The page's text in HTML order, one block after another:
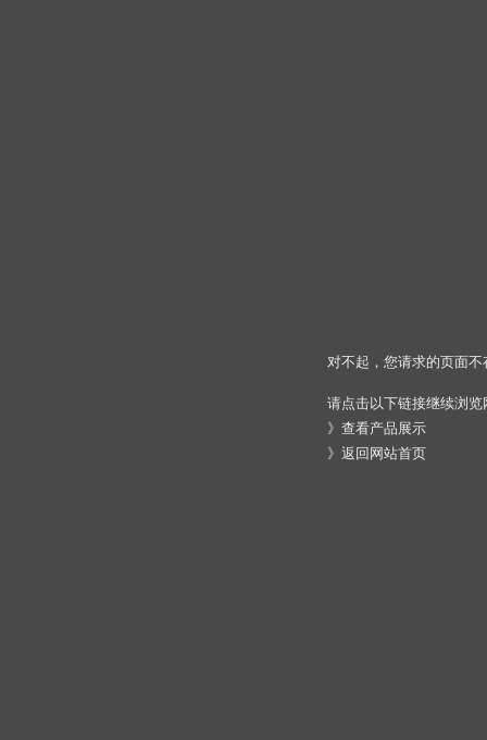
对不起，您请求的页面
请点击以下链接继续浏览
》 查看产品展示
》 返回网站首页